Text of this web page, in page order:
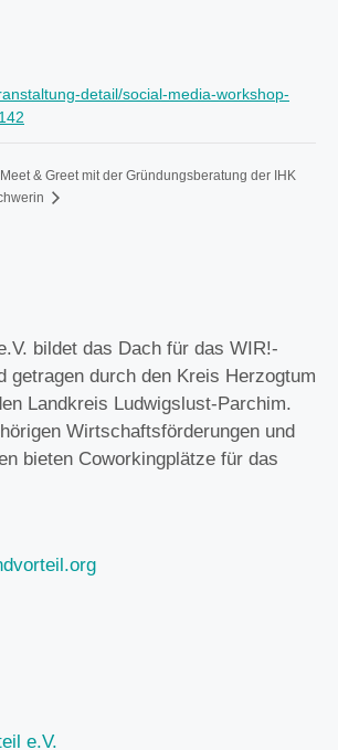
detail/social-media-workshop-
Meet & Greet mit der Gründungsberatung der IHK
bildet das Dach für das WIR!-
getragen durch den Kreis Herzogtum
Landkreis Ludwigslust-Parchim.
Wirtschaftsförderungen und
bieten Coworkingplätze für das
e.V.